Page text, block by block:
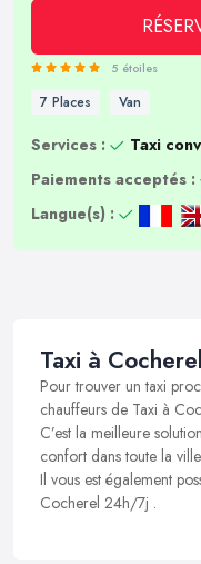
5 étoiles
7 Places Van
Services :
Taxi
Paiements acceptés :
Langue(s) :
Taxi à Cocherel
Pour trouver un taxi
chauffeurs de Taxi à
C’est la meilleure
confort dans toute la
Il vous est également
Cocherel 24h/7j .